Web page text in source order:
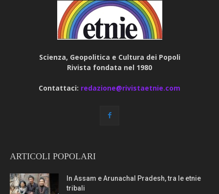
Scienza, Geopolitica e Cultura dei Popoli
Rivista fondata nel 1980
Contattaci: redazione@rivistaetnie.com
ARTICOLI POPOLARI
In Assam e Arunachal Pradesh, tra le etnie
tribali